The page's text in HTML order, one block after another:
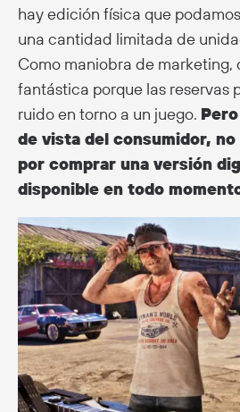
hay edición física que
una cantidad limitada de
Como maniobra de marketing,
fantástica porque las reservas
ruido en torno a un juego.
de vista del consumidor,
por comprar una versión
disponible en todo